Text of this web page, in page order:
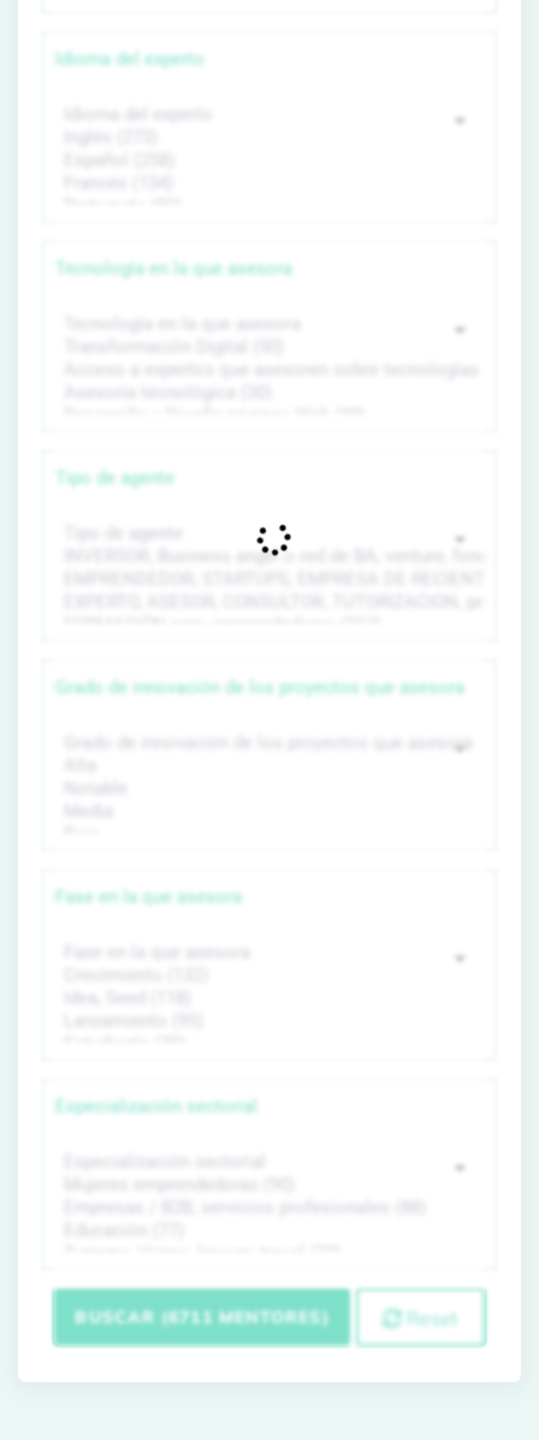
Idioma del experto
Tecnología en la que asesora
Tipo de agente
Grado de innovación de los proyectos que asesora
Fase en la que asesora
Especialización sectorial
BUSCAR (6711 MENTORES) Reset